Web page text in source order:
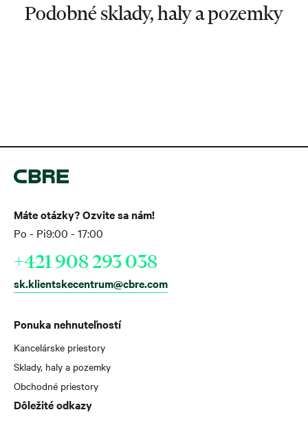
Podobné sklady, haly a pozemky
Ponuka nehnuteľností
Kancelárske priestory
Sklady, haly a pozemky
Obchodné priestory
Dôležité odkazy
Máte otázky? Ozvite sa nám!
Po - Pi9:00 - 17:00
+421 908 293 038
sk.klientskecentrum@cbre.com